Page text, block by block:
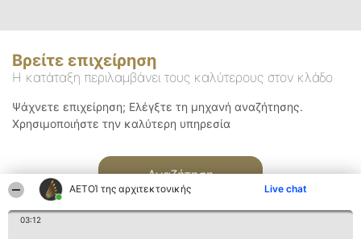
ΑΕΤΟΊ της αρχιτεκτονικής Live chat
03:12
Βρείτε επιχείρηση
Η κατάταξη περιλαμβάνει τους καλύτερους στον κλάδο
Ψάχνετε επιχείρηση; Ελέγξτε τη μηχανή αναζήτησης.
Χρησιμοποιήστε την καλύτερη υπηρεσία
Αναζήτηση